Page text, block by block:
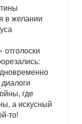
в желании
где
а искусный
то!